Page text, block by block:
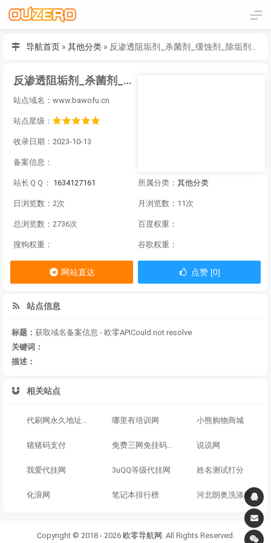
导航首页 » 其他分类 »
反渗透阻垢剂_杀菌剂_缓蚀剂_除垢剂厂家_广东巴沃夫环保官网
站点域名：www.bawofu.cn
站点星级：
收录日期：2023-10-13
备案信息：
站长ＱＱ： 1634127161 所属分类： 其他分类
日浏览数：2次 月浏览数：11次
总浏览数：2736次 百度权重：
搜狗权重： 谷歌权重：
网站直达 点赞 [0]
站点信息
标题： 获取域名备案信息 - 欧零APICould not resolve
关键词：
描述：
相关站点
代刷网永久地址发布页，收藏我回家不迷路！ 哪里有培训网 小熊购物商城
猪猪码支付 免费三网免挂码支付 说说网
我爱代挂网 3uQQ等级代挂网 姓名测试打分
化浪网 笔记本排行榜 河北朗奥洗涤机械公司
Copyright © 2018 - 2026 欧零导航网 . All Rights Reserved.